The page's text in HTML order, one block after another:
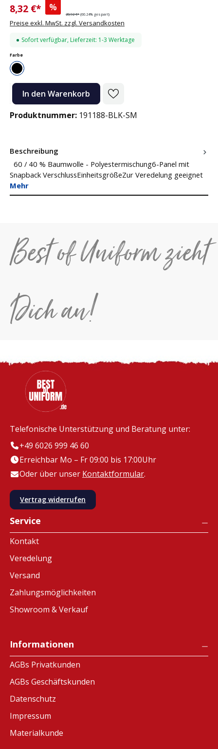
8,32 €* %
20,92 €* (60.24% gespart)
Preise exkl. MwSt. zzgl. Versandkosten
Sofort verfügbar, Lieferzeit: 1-3 Werktage
Farbeauswählen
Schwarz
Produkt Anzahl: Gib den gewünschten Wert ein oder benutze die
In den Warenkorb
Produktnummer: 191188-BLK-SM
Beschreibung
60 / 40 % Baumwolle - Polyestermischung6-Panel mit
Snapback VerschlussEinheitsgrößeZur Veredelung geeignet
Mehr
Best of Uniform zieht
Dich an!
Telefonische Unterstützung und Beratung unter:
+49 6026 999 46 60
Erreichbar Mo – Fr 09:00 bis 17:00Uhr
Oder über unser Kontaktformular.
Vertrag widerrufen
Service
Kontakt
Veredelung
Versand
Zahlungsmöglichkeiten
Showroom & Verkauf
Informationen
AGBs Privatkunden
AGBs Geschäftskunden
Datenschutz
Impressum
Materialkunde